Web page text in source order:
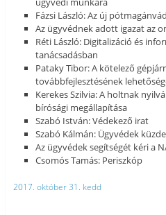
Fázsi László: Az új
Az ügyvédnek adott igazat az
Réti László: Digitalizáció és
tanácsadásban
Pataky Tibor: A kötelező
továbbfejlesztésének
Kerekes Szilvia: A holtnak
bírósági megállapítása
Szabó István: Védekező irat
Szabó Kálmán: Ügyvédek
Az ügyvédek segítségét kéri a
Csomós Tamás: Periszkóp
2017. október 31. kedd